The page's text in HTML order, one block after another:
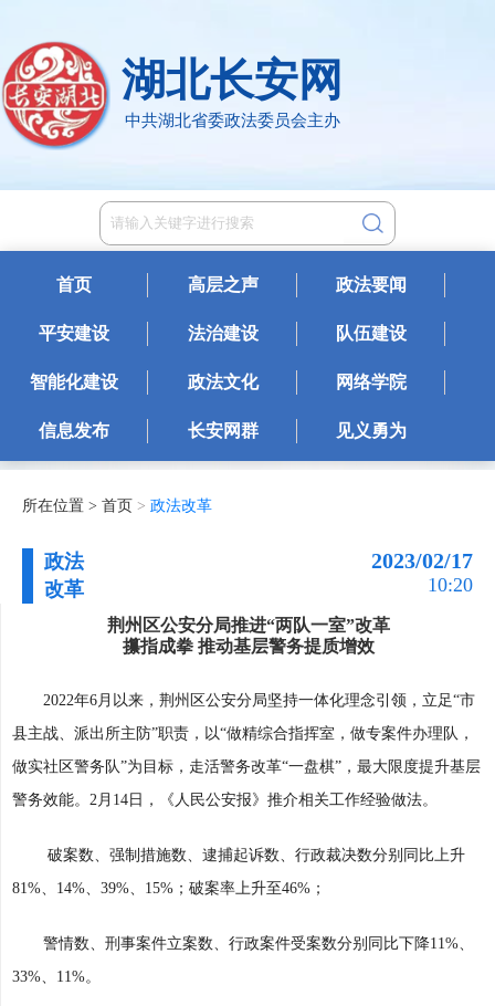
湖北长安网
中共湖北省委政法委员会主办
首页 高层之声 政法要闻
平安建设 法治建设 队伍建设
智能化建设 政法文化 网络学院
信息发布 长安网群 见义勇为
所在位置 > 首页 > 政法改革
政法
改革
2023/02/17
10:20
荆州区公安分局推进“两队一室”改革
攥指成拳 推动基层警务提质增效
2022年6月以来，荆州区公安分局坚持一体化理念引领，立足“市
县主战、派出所主防”职责，以“做精综合指挥室，做专案件办理队，
做实社区警务队”为目标，走活警务改革“一盘棋”，最大限度提升基层
警务效能。2月14日，《人民公安报》推介相关工作经验做法。
破案数、强制措施数、逮捕起诉数、行政裁决数分别同比上升
81%、14%、39%、15%；破案率上升至46%；
警情数、刑事案件立案数、行政案件受案数分别同比下降11%、
33%、11%。